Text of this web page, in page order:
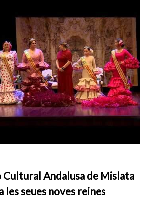
Cultural Andalusa de Mislata
les seues noves reines